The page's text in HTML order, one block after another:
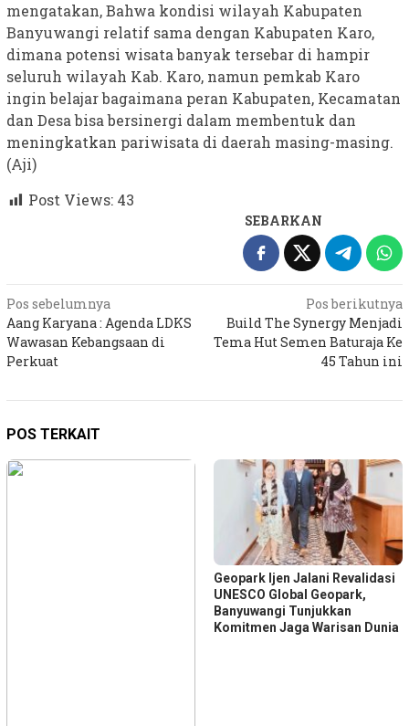
mengatakan, Bahwa kondisi wilayah Kabupaten
Banyuwangi relatif sama dengan Kabupaten Karo,
dimana potensi wisata banyak tersebar di hampir
seluruh wilayah Kab. Karo, namun pemkab Karo
ingin belajar bagaimana peran Kabupaten, Kecamatan
dan Desa bisa bersinergi dalam membentuk dan
meningkatkan pariwisata di daerah masing-masing.
(Aji)
Post Views: 43
SEBARKAN
Navigasi
pos
Pos sebelumnya
Aang Karyana : Agenda LDKS
Wawasan Kebangsaan di
Perkuat
Pos berikutnya
Build The Synergy Menjadi
Tema Hut Semen Baturaja Ke
45 Tahun ini
POS TERKAIT
Geopark Ijen Jalani Revalidasi
UNESCO Global Geopark,
Banyuwangi Tunjukkan
Komitmen Jaga Warisan Dunia